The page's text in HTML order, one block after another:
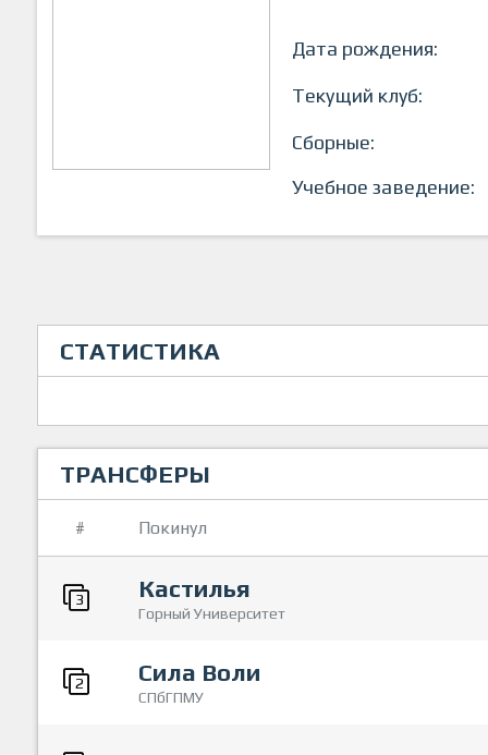
Дата рождения:
Текущий клуб:
Сборные:
Учебное заведение:
СТАТИСТИКА
ТРАНСФЕРЫ
# Покинул
3 Кастилья
Горный Университет
2 Сила Воли
СПбГПМУ